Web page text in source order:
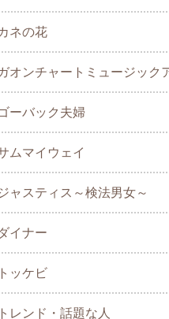
ネの花
オンチャートミュージック
ーバック夫婦
ムマイウェイ
ャスティス～検法男女～
イナー
トッケビ
トレンド・話題な人